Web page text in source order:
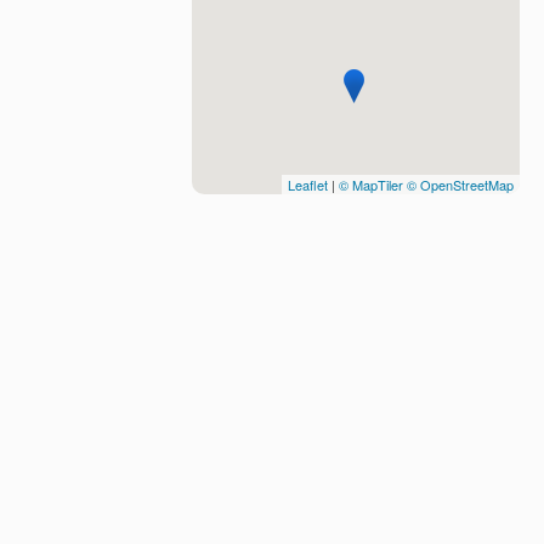
Leaflet | © MapTiler© OpenStreetMap